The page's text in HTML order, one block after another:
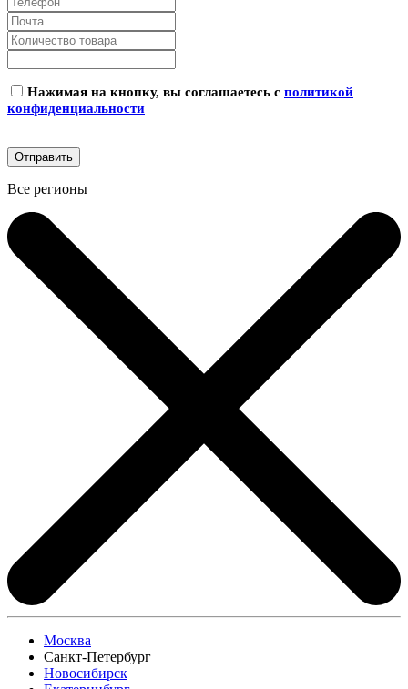
Нажимая на кнопку, вы соглашаетесь с политикой
конфиденциальности
Все регионы
Москва
Санкт-Петербург
Новосибирск